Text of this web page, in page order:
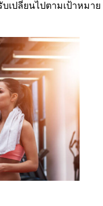
เปลี่ยนไปตามเป้าหมาย